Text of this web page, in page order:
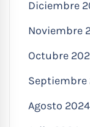
Diciembre
Noviembre
Octubre
Septiembre
Agosto 2024